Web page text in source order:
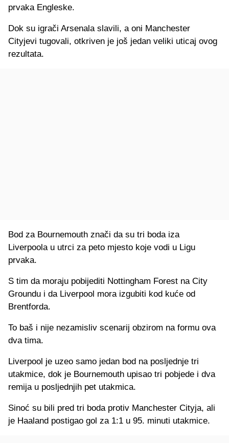
prvaka Engleske.
Dok su igrači Arsenala slavili, a oni Manchester
Cityjevi tugovali, otkriven je još jedan veliki uticaj ovog
rezultata.
Bod za Bournemouth znači da su tri boda iza
Liverpoola u utrci za peto mjesto koje vodi u Ligu
prvaka.
S tim da moraju pobijediti Nottingham Forest na City
Groundu i da Liverpool mora izgubiti kod kuće od
Brentforda.
To baš i nije nezamisliv scenarij obzirom na formu ova
dva tima.
Liverpool je uzeo samo jedan bod na posljednje tri
utakmice, dok je Bournemouth upisao tri pobjede i dva
remija u posljednjih pet utakmica.
Sinoć su bili pred tri boda protiv Manchester Cityja, ali
je Haaland postigao gol za 1:1 u 95. minuti utakmice.